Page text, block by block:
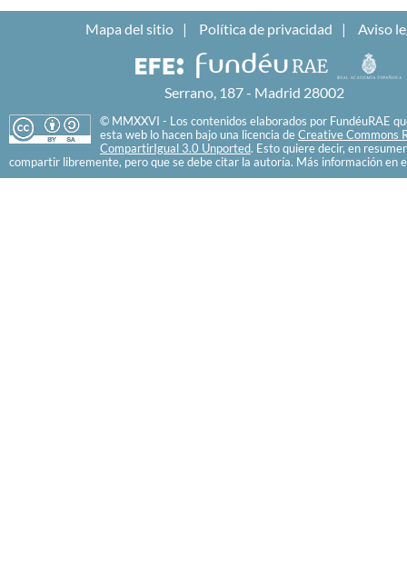
Mapa del sitio Política de privacidad Aviso
Serrano, 187 - Madrid 28002
© MMXXVI - Los contenidos elaborados por FundéuRAE
esta web lo hacen bajo una licencia de Creative Commons
CompartirIgual 3.0 Unported. Esto quiere decir, en
compartir libremente, pero que se debe citar la autoría. Más información en